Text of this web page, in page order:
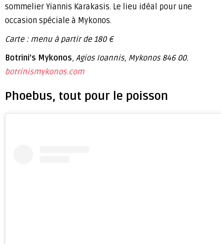
sommelier Yiannis Karakasis. Le lieu idéal pour une
occasion spéciale à Mykonos.
Carte : menu à partir de 180 €
Botrini’s Mykonos, Agios Ioannis, Mykonos 846 00.
botrinismykonos.com
Phoebus, tout pour le poisson